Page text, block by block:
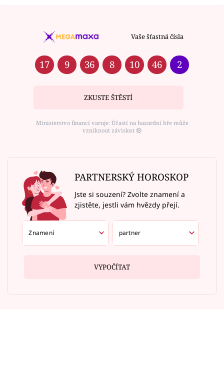
Vaše šťastná čísla
17 9 36 8 10 46 2
ZKUSTE ŠTĚSTÍ
Ministerstvo financí varuje: Účastí na hazardní hře může
vzniknout závislost ⑱
PARTNERSKÝ HOROSKOP
Jste si souzení? Zvolte znamení a
zjistěte, jestli vám hvězdy přejí.
VYPOČÍTAT